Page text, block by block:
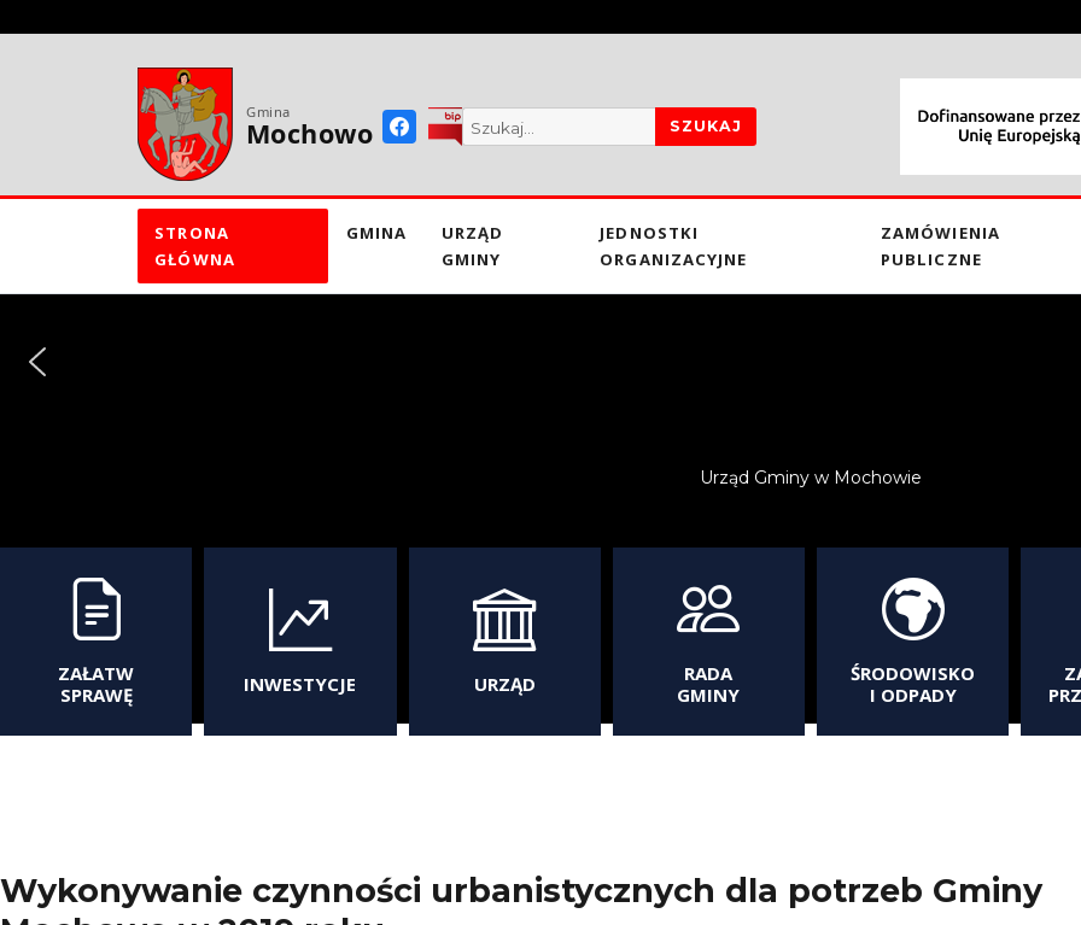
treści
Urząd Gminy w Mochowie
Gmina
Mochowo SZUKAJ
STRONA
GŁÓWNA
GMINA
URZĄD
GMINY
JEDNOSTKI
ORGANIZACYJNE
ZAMÓWIENIA
PUBLICZNE
ZAŁATW
SPRAWĘ
INWESTYCJE URZĄD
RADA
GMINY
ŚRODOWISKO
I ODPADY
Wykonywanie czynności urbanistycznych dla potrzeb Gminy